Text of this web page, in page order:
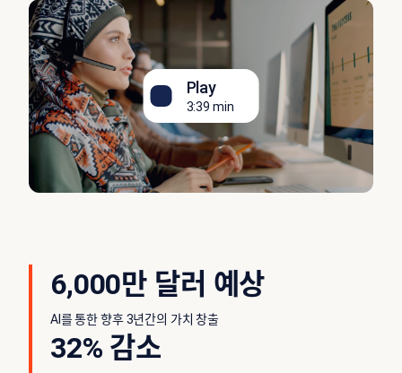
Play
3:39 min
6,000만 달러 예상
AI를 통한 향후 3년간의 가치 창출
32% 감소